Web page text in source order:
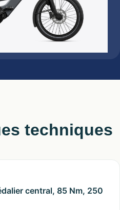
techniques
central, 85 Nm, 250